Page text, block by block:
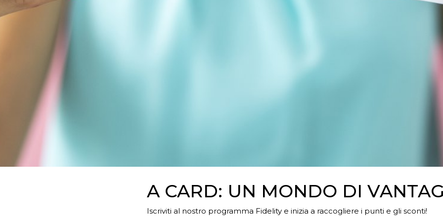
A CARD: UN MONDO DI
Iscriviti al nostro programma Fidelity e inizia a raccogliere i punti e gli sconti!